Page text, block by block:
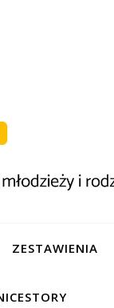
ZESTAWIENIA